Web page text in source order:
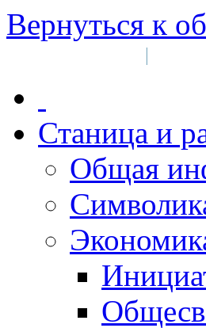
Вернуться к
|
Станица и
Общая